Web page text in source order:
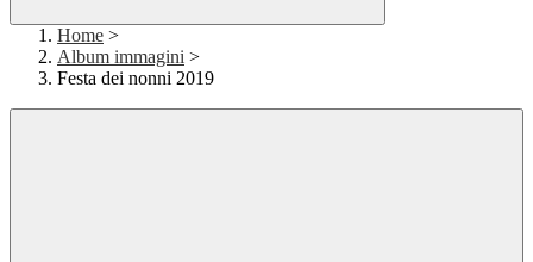
Home >
Album immagini >
Festa dei nonni 2019